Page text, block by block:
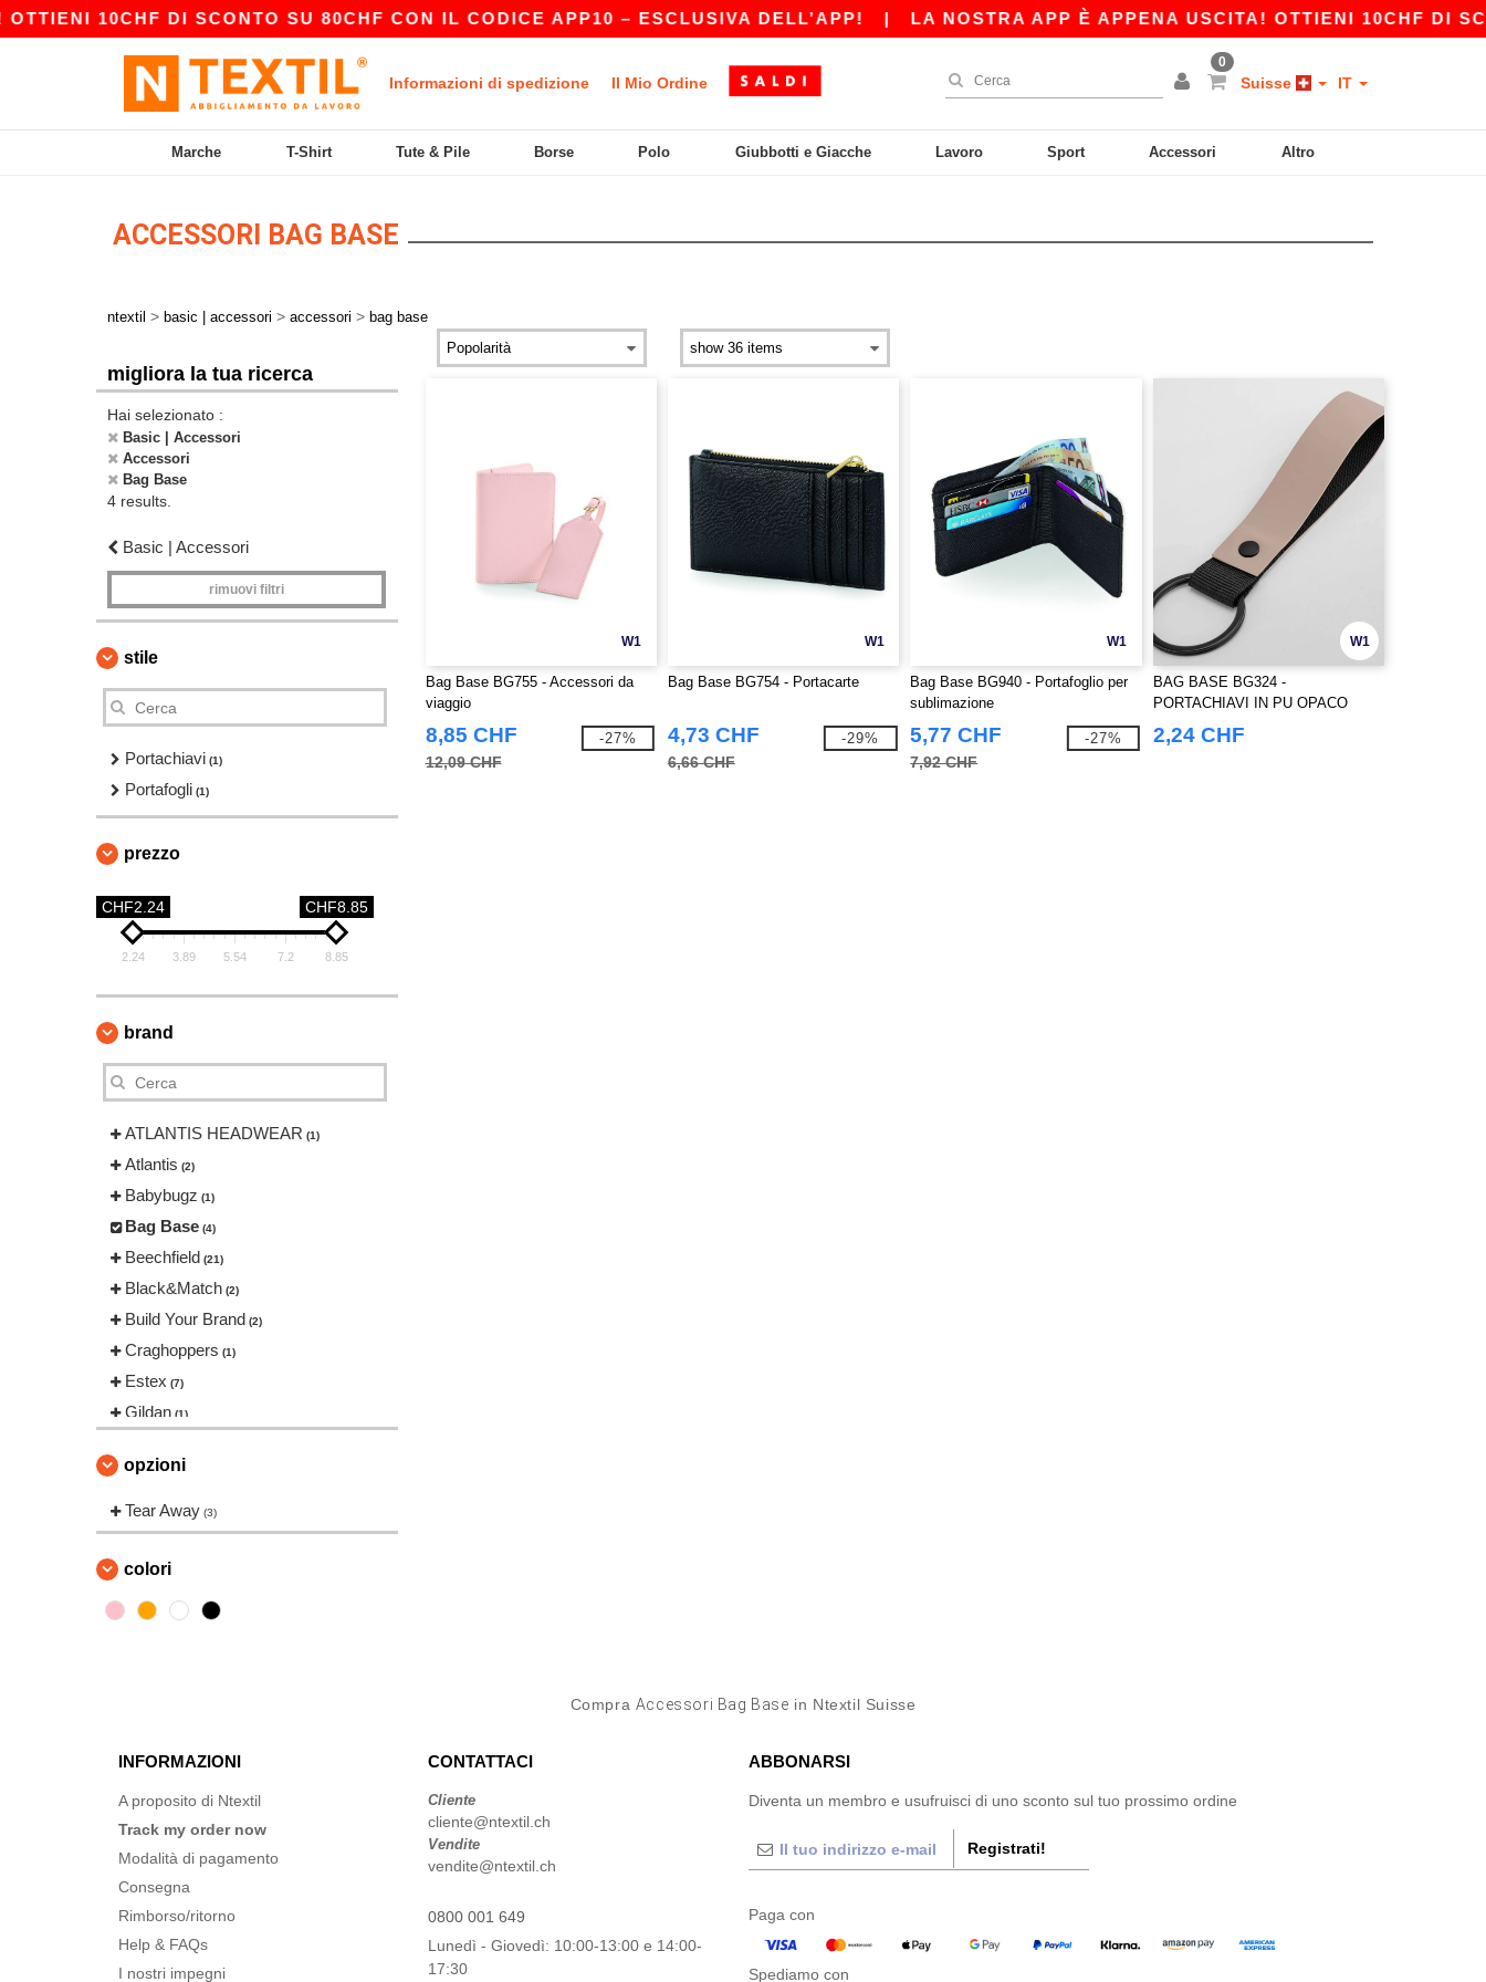
10CHF DI SCONTO SU 80CHF CON IL CODICE APP10 – ESCLUSIVA DELL’APP!| LA NOSTRA APP È APPENA USCITA! OTTIENI 10CHF DI
Informazioni di spedizione Il Mio Ordine
0
Suisse IT
Marche T-Shirt Tute & Pile Borse Polo Giubbotti e Giacche Lavoro Sport Accessori Altro
ACCESSORI BAG BASE
ntextil > basic | accessori > accessori > bag base
migliora la tua ricerca
Hai selezionato :
Basic | Accessori
Accessori
Bag Base
4 results.
Basic | Accessori
rimuovi filtri
stile
Portachiavi (1)
Portafogli (1)
prezzo
CHF2.24 CHF8.85
2.24 3.89 5.54 7.2 8.85
brand
ATLANTIS HEADWEAR (1)
Atlantis (2)
Babybugz (1)
Bag Base (4)
Beechfield (21)
Black&Match (2)
Build Your Brand (2)
Craghoppers (1)
Estex (7)
Gildan (1)
Karlowsky
Korntex (3)
Larkwood (3)
Mumbles
Neutral (2)
THE ONE TOWELLING
VELILLA
opzioni
Tear Away (3)
colori
W1
Bag Base BG755 - Accessori da
viaggio
8,85 CHF
12,09 CHF
-27%
W1
Bag Base BG754 - Portacarte
4,73 CHF
6,66 CHF
-29%
W1
Bag Base BG940 - Portafoglio per
sublimazione
5,77 CHF
7,92 CHF
-27%
W1
BAG BASE BG324 -
PORTACHIAVI IN PU OPACO
2,24 CHF
Compra Accessori Bag Base in Ntextil Suisse
INFORMAZIONI
A proposito di Ntextil
Track my order now
Modalità di pagamento
Consegna
Rimborso/ritorno
Help & FAQs
I nostri impegni
CONTATTACI
Cliente
cliente@ntextil.ch
Vendite
vendite@ntextil.ch
0800 001 649
Lunedì - Giovedì: 10:00-13:00 e 14:00-
17:30
ABBONARSI
Diventa un membro e usufruisci di uno sconto sul tuo prossimo ordine
Registrati!
Paga con
Spediamo con